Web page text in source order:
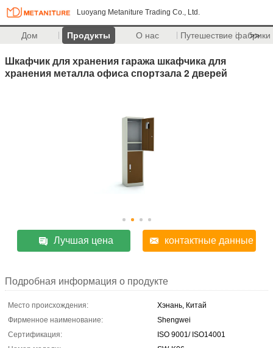
Luoyang Metaniture Trading Co., Ltd.
Дом Продукты О нас Путешествие фабрики
>>
Шкафчик для хранения гаража шкафчика для
хранения металла офиса спортзала 2 дверей
Лучшая цена контактные данные
Подробная информация о продукте
Место происхождения:
Хэнань, Китай
Фирменное наименование:
Shengwei
Сертификация:
ISO 9001/ ISO14001